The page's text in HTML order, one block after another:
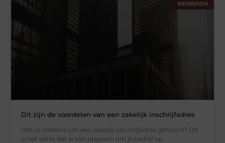
BEDRIJVEN
Dit zijn de voordelen van een zakelijk inschrijfadres
Heb je weleens van een zakelijk inschrijfadres gehoord? Dit
is het adres dat je kan opgeven om je bedrijf op